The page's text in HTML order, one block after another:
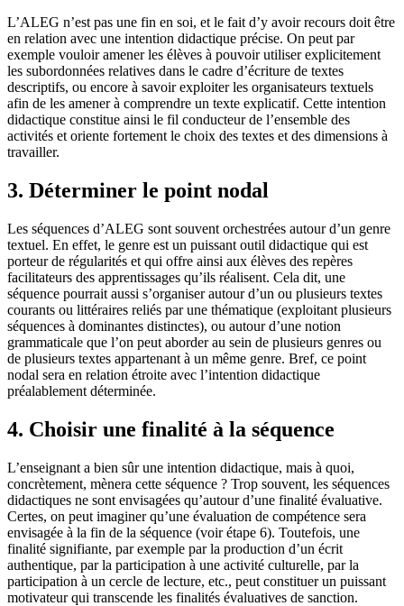
L’ALEG n’est pas une fin en soi, et le fait d’y avoir recours doit être
en relation avec une intention didactique précise. On peut par
exemple vouloir amener les élèves à pouvoir utiliser explicitement
les subordonnées relatives dans le cadre d’écriture de textes
descriptifs, ou encore à savoir exploiter les organisateurs textuels
afin de les amener à comprendre un texte explicatif. Cette intention
didactique constitue ainsi le fil conducteur de l’ensemble des
activités et oriente fortement le choix des textes et des dimensions à
travailler.
3. Déterminer le point nodal
Les séquences d’ALEG sont souvent orchestrées autour d’un genre
textuel. En effet, le genre est un puissant outil didactique qui est
porteur de régularités et qui offre ainsi aux élèves des repères
facilitateurs des apprentissages qu’ils réalisent. Cela dit, une
séquence pourrait aussi s’organiser autour d’un ou plusieurs textes
courants ou littéraires reliés par une thématique (exploitant plusieurs
séquences à dominantes distinctes), ou autour d’une notion
grammaticale que l’on peut aborder au sein de plusieurs genres ou
de plusieurs textes appartenant à un même genre. Bref, ce point
nodal sera en relation étroite avec l’intention didactique
préalablement déterminée.
4. Choisir une finalité à la séquence
L’enseignant a bien sûr une intention didactique, mais à quoi,
concrètement, mènera cette séquence ? Trop souvent, les séquences
didactiques ne sont envisagées qu’autour d’une finalité évaluative.
Certes, on peut imaginer qu’une évaluation de compétence sera
envisagée à la fin de la séquence (voir étape 6). Toutefois, une
finalité signifiante, par exemple par la production d’un écrit
authentique, par la participation à une activité culturelle, par la
participation à un cercle de lecture, etc., peut constituer un puissant
motivateur qui transcende les finalités évaluatives de sanction.